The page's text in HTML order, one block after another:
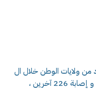
ولايات الوطن خلال ال
24 ساعة لأخيرة ، في مقتل 12 شخصا و إصابة 226 آخرين ،